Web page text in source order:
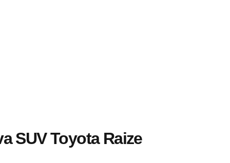
SUV Toyota Raize